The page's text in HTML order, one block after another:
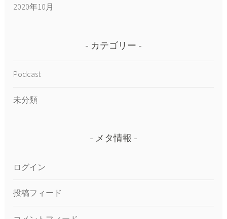
2020年10月
カテゴリー
Podcast
未分類
メタ情報
ログイン
投稿フィード